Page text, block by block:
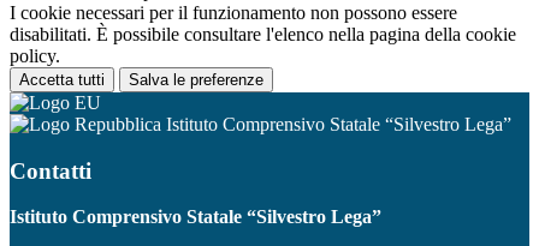
I cookie necessari per il funzionamento non possono essere
disabilitati. È possibile consultare l'elenco nella pagina della cookie
policy.
Accetta tutti Salva le preferenze
Istituto Comprensivo Statale “Silvestro Lega”
Contatti
Istituto Comprensivo Statale “Silvestro Lega”